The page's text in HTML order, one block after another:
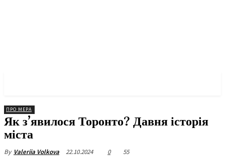
ПРО МЕРА
Як з’явилося Торонто? Давня історія
міста
By Valeriia Volkova 22.10.2024 0 55